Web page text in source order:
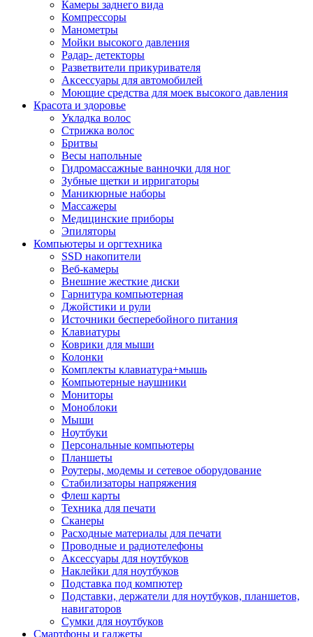
Камеры заднего вида
Компрессоры
Манометры
Мойки высокого давления
Радар- детекторы
Разветвители прикуривателя
Аксессуары для автомобилей
Моющие средства для моек высокого давления
Красота и здоровье
Укладка волос
Стрижка волос
Бритвы
Весы напольные
Гидромассажные ванночки для ног
Зубные щетки и ирригаторы
Маникюрные наборы
Массажеры
Медицинские приборы
Эпиляторы
Компьютеры и оргтехника
SSD накопители
Веб-камеры
Внешние жесткие диски
Гарнитура компьютерная
Джойстики и рули
Источники бесперебойного питания
Клавиатуры
Коврики для мыши
Колонки
Комплекты клавиатура+мышь
Компьютерные наушники
Мониторы
Моноблоки
Мыши
Ноутбуки
Персональные компьютеры
Планшеты
Роутеры, модемы и сетевое оборудование
Стабилизаторы напряжения
Флеш карты
Техника для печати
Сканеры
Расходные материалы для печати
Проводные и радиотелефоны
Аксессуары для ноутбуков
Наклейки для ноутбуков
Подставка под компютер
Подставки, держатели для ноутбуков, планшетов,
навигаторов
Сумки для ноутбуков
Смартфоны и гаджеты